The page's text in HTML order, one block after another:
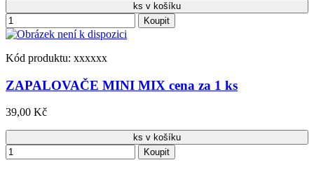
ks v košíku
Koupit
Kód produktu: xxxxxx
ZAPALOVAČE MINI MIX cena za 1 ks
39,00 Kč
ks v košíku
Koupit